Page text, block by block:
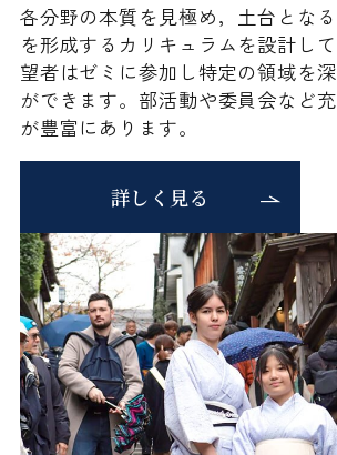
各分野の本質を見極め，土台とな
を形成するカリキュラムを設計し
望者はゼミに参加し特定の領域を
ができます。部活動や委員会など
が豊富にあります。
詳しく見る